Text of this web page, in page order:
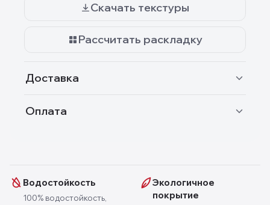
Скачать текстуры
Рассчитать раскладку
Доставка
Оплата
Водостойкость
100% водостойкость,
Экологичное
покрытие